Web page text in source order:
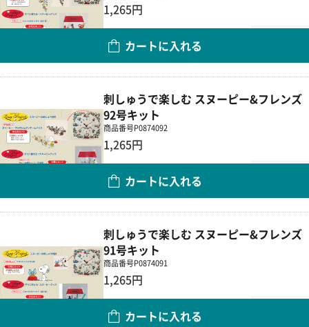
1,265円
カートに入れる
刺しゅうで楽しむ スヌーピー&フレンズ
92号キット
商品番号P0874092
1,265円
カートに入れる
刺しゅうで楽しむ スヌーピー&フレンズ
91号キット
商品番号P0874091
1,265円
カートに入れる